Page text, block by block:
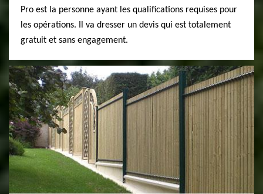
Pro est la personne ayant les qualifications requises pour
les opérations. Il va dresser un devis qui est totalement
gratuit et sans engagement.